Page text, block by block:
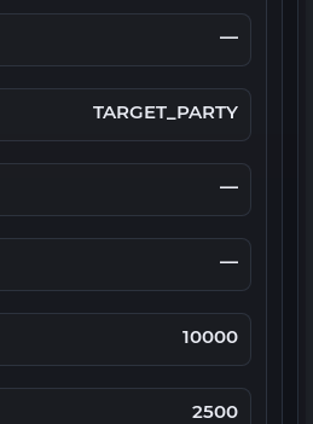
—
TARGET_PARTY
—
—
10000
2500